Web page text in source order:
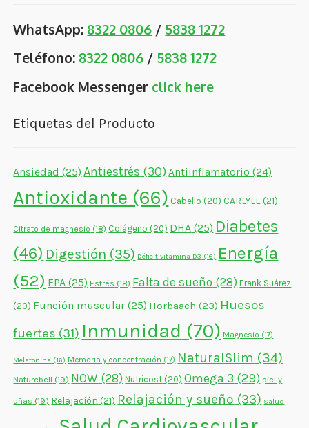
WhatsApp: 8322 0806 / 5838 1272
Teléfono: 8322 0806 / 5838 1272
Facebook Messenger click here
Etiquetas del Producto
Ansiedad (25) Antiestrés (30)Antiinflamatorio (24)
Antioxidante (66) Cabello (20) CARLYLE(21)
Citrato de magnesio (18) Colágeno (20) DHA (25) Diabetes
(46) Digestión (35) Déficit vitamina D3 (16) Energía
(52) EPA (25) Estrés (18) Falta de sueño (28) Frank Suárez
(20) Función muscular (25) Horbäach (23) Huesos
fuertes (31) Inmunidad (70) Magnesio (17)
Melatonina (16) Memoria y concentración (17) NaturalSlim (34)
Naturebell (19) NOW (28) Nutricost (20) Omega 3 (29) piel y
uñas (19) Relajación (21) Relajación y sueño (33) Salud